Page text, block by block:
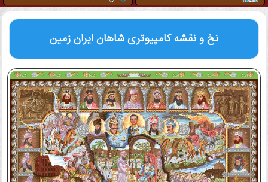
نخ و نقشه کامپیوتریشاهان ایران زمین